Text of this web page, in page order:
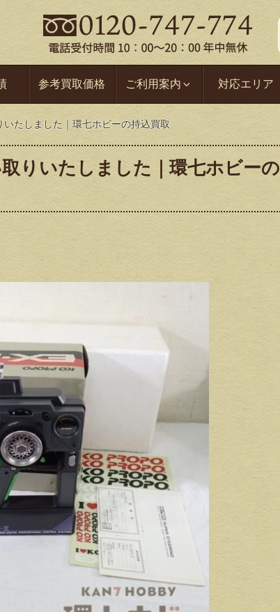
参考買取価格 ご利用案内 対応エリア
たしました｜環七ホビーの持込買取
りいたしました｜環七ホビーの